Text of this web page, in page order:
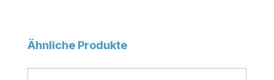
Produktgalerie überspringen
Ähnliche Produkte